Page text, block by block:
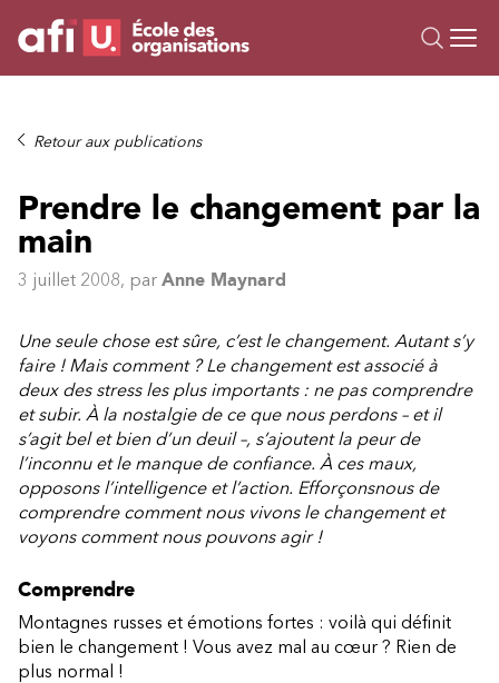
Formations
Sur mesure
À propos
Ressources
Retour aux publications
Prendre le changement par la
main
3 juillet 2008, par Anne Maynard
Une seule chose est sûre, c’est le changement. Autant s’y
faire ! Mais comment ? Le changement est associé à
deux des stress les plus importants : ne pas comprendre
et subir. À la nostalgie de ce que nous perdons – et il
s’agit bel et bien d’un deuil –, s’ajoutent la peur de
l’inconnu et le manque de confiance. À ces maux,
opposons l’intelligence et l’action. Efforçonsnous de
comprendre comment nous vivons le changement et
voyons comment nous pouvons agir !
Comprendre
Montagnes russes et émotions fortes : voilà qui définit
bien le changement ! Vous avez mal au cœur ? Rien de
plus normal !